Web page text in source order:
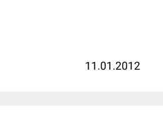
11.01.2012